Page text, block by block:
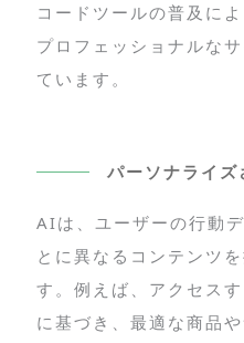
コードツールの普及に
プロフェッショナルな
ています。
パーソナライ
AIは、ユーザーの行動
とに異なるコンテンツ
す。例えば、アクセス
に基づき、最適な商品